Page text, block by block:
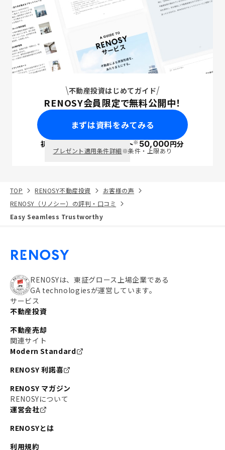
不動産投資はじめてガイド
RENOSY会員限定で無料公開中！
まずは資料をみてみる
初回面談で ポイント※50,000円分
プレゼント適用条件詳細※条件・上限あり
TOP RENOSY不動産投資
お客様の声
RENOSY（リノシー）の評判・口コミ
Easy Seamless Trustworthy
RENOSYは、東証グロース上場企業である
GA technologiesが運営しています。
サービス
不動産投資
不動産売却
関連サイト
Modern Standard
RENOSY 利諾喜
RENOSY マガジン
RENOSYについて
運営会社
RENOSYとは
利用規約